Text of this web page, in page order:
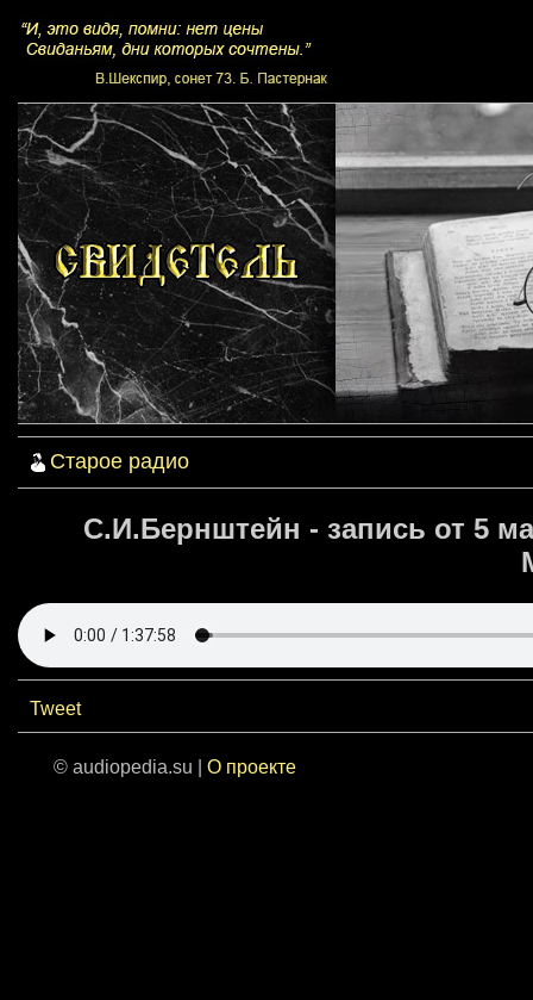
Старое радио
С.И.Бернштейн - запись от 5
Tweet
© audiopedia.su | О проекте